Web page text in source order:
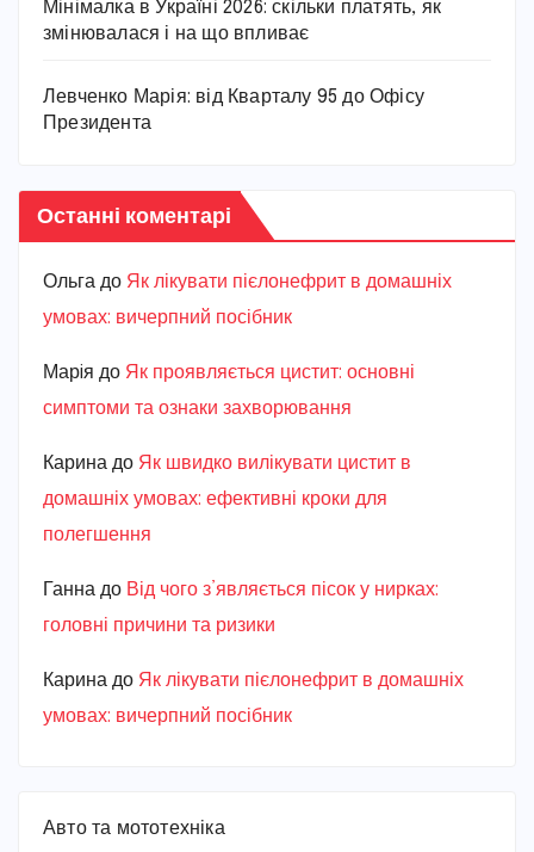
Мінімалка в Україні 2026: скільки платять, як
змінювалася і на що впливає
Левченко Марія: від Кварталу 95 до Офісу
Президента
Останні коментарі
Ольга до Як лікувати пієлонефрит в домашніх
умовах: вичерпний посібник
Марiя до Як проявляється цистит: основні
симптоми та ознаки захворювання
Карина до Як швидко вилікувати цистит в
домашніх умовах: ефективні кроки для
полегшення
Ганна до Від чого з’являється пісок у нирках:
головні причини та ризики
Карина до Як лікувати пієлонефрит в домашніх
умовах: вичерпний посібник
Авто та мототехніка